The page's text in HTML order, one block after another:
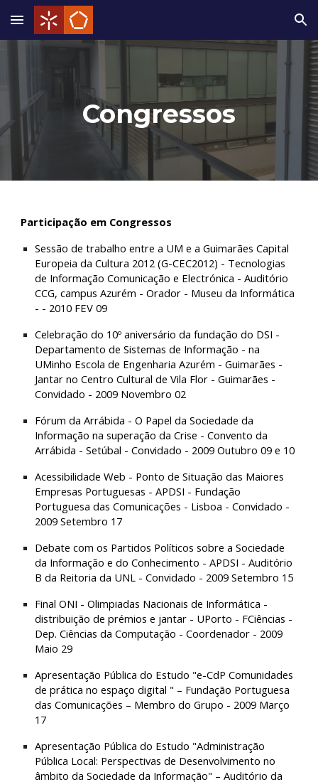
Skip to main content Skip to navigation
Congressos
Participação em Congressos
Sessão de trabalho entre a UM e a Guimarães Capital
Europeia da Cultura 2012 (G-CEC2012) - Tecnologias
de Informação Comunicação e Electrónica - Auditório
CCG, campus Azurém - Orador - Museu da Informática
- - 2010 FEV 09
Celebração do 10º aniversário da fundação do DSI -
Departamento de Sistemas de Informação - na
UMinho Escola de Engenharia Azurém - Guimarães -
Jantar no Centro Cultural de Vila Flor - Guimarães -
Convidado - 2009 Novembro 02
Fórum da Arrábida - O Papel da Sociedade da
Informação na superação da Crise - Convento da
Arrábida - Setúbal - Convidado - 2009 Outubro 09 e 10
Acessibilidade Web - Ponto de Situação das Maiores
Empresas Portuguesas - APDSI - Fundação
Portuguesa das Comunicações - Lisboa - Convidado -
2009 Setembro 17
Debate com os Partidos Políticos sobre a Sociedade
da Informação e do Conhecimento - APDSI - Auditório
B da Reitoria da UNL - Convidado - 2009 Setembro 15
Final ONI - Olimpiadas Nacionais de Informática -
distribuição de prémios e jantar - UPorto - FCiências -
Dep. Ciências da Computação - Coordenador - 2009
Maio 29
Apresentação Pública do Estudo "e-CdP Comunidades
de prática no espaço digital " – Fundação Portuguesa
das Comunicações – Membro do Grupo - 2009 Março
17
Apresentação Pública do Estudo "Administração
Pública Local: Perspectivas de Desenvolvimento no
âmbito da Sociedade da Informação" – Auditório da